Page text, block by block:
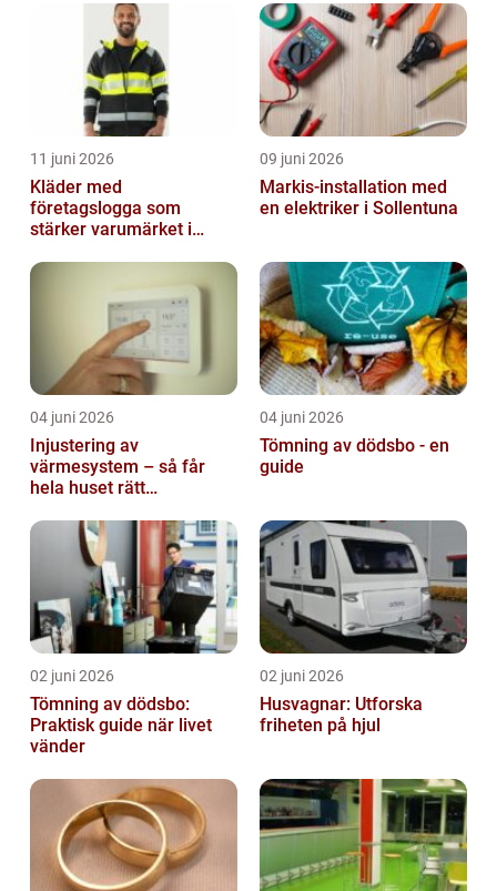
11 juni 2026
Kläder med
företagslogga som
stärker varumärket i
09 juni 2026
Markis-installation med
en elektriker i Sollentuna
04 juni 2026
Injustering av
värmesystem – så får
hela huset rätt
04 juni 2026
Tömning av dödsbo - en
guide
02 juni 2026
Tömning av dödsbo:
Praktisk guide när livet
vänder
02 juni 2026
Husvagnar: Utforska
friheten på hjul